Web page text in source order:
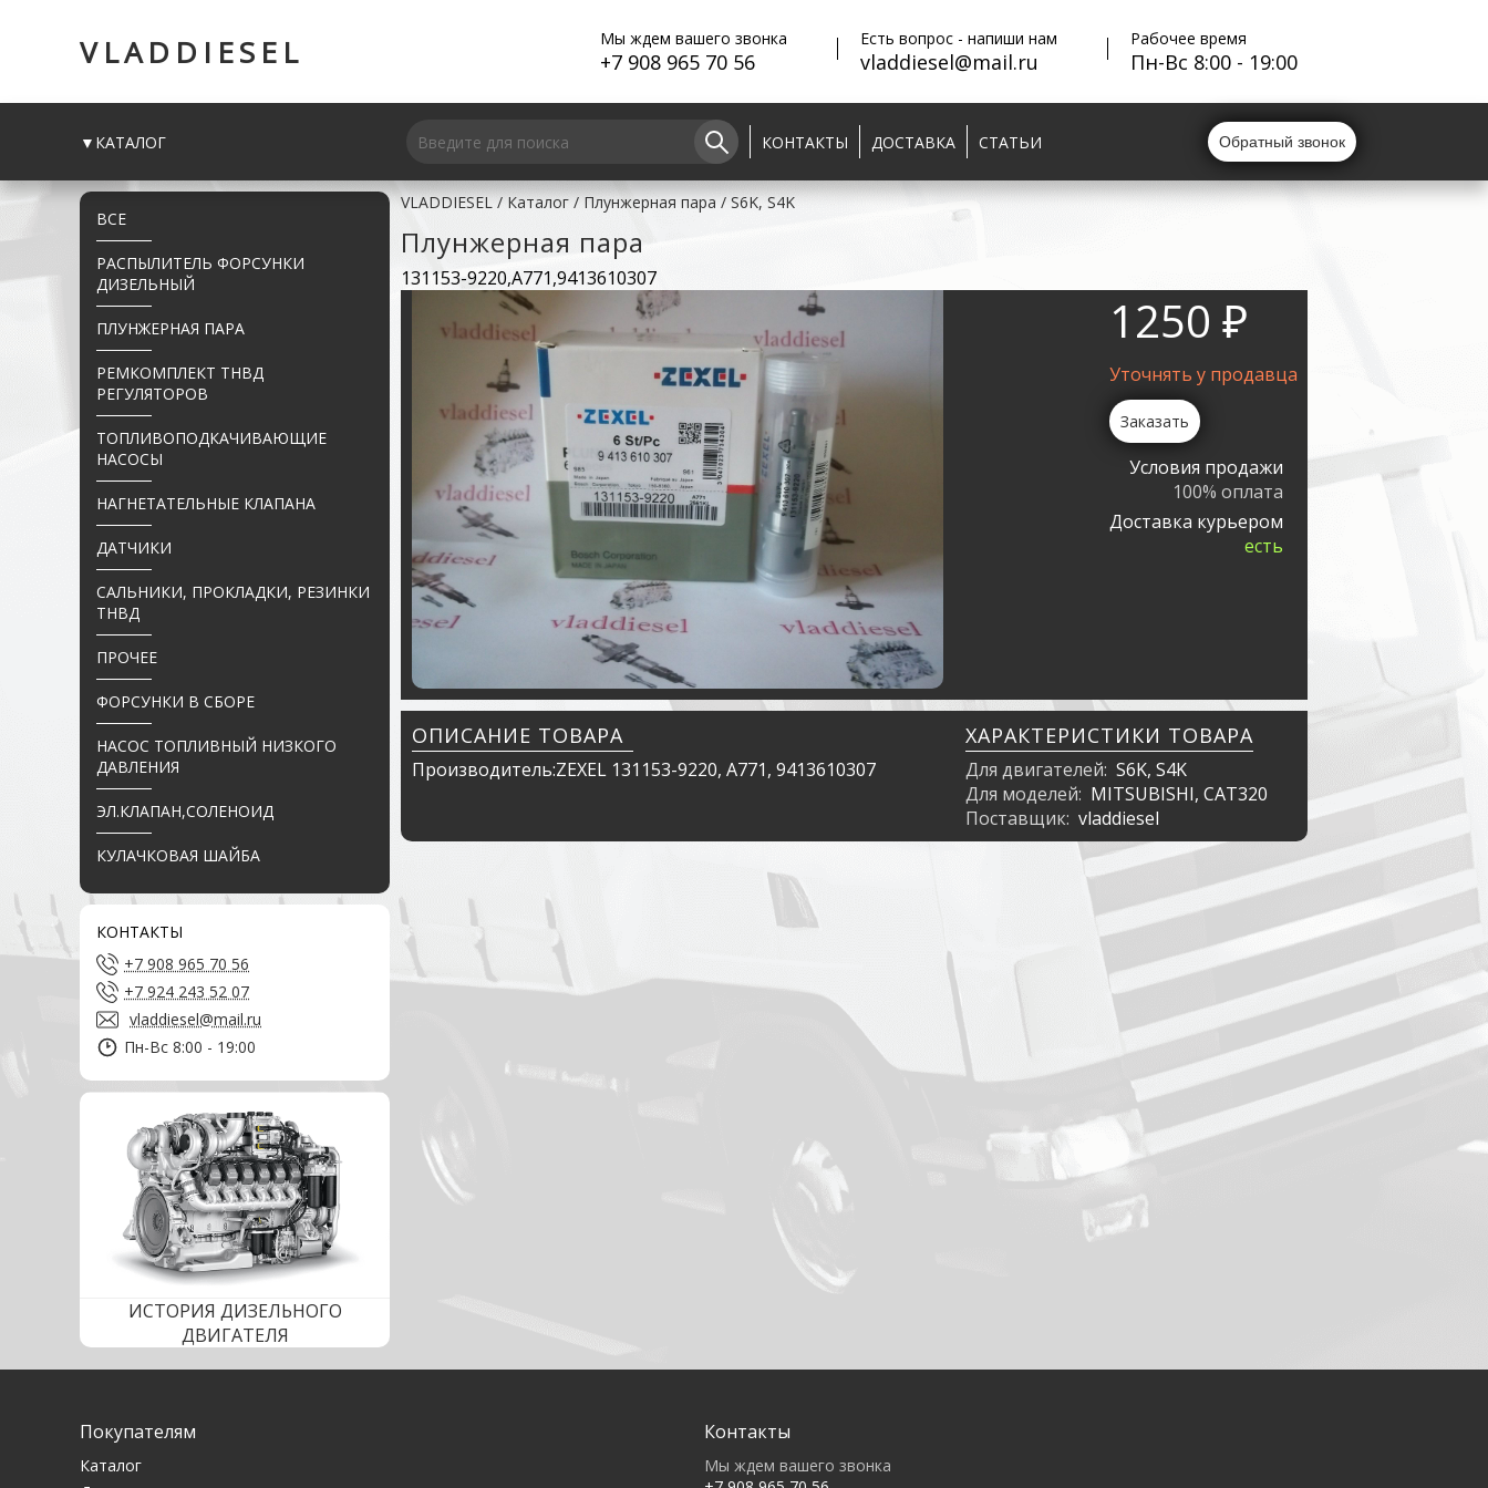
VLADDIESEL Мы ждем вашего звонка
+7 908 965 70 56
Есть вопрос - напиши нам
vladdiesel@mail.ru
Рабочее время
Пн-Вс 8:00 - 19:00
▼КАТАЛОГ КОНТАКТЫ ДОСТАВКА СТАТЬИ Обратный звонок
ВСЕ
РАСПЫЛИТЕЛЬ ФОРСУНКИ
ДИЗЕЛЬНЫЙ
ПЛУНЖЕРНАЯ ПАРА
РЕМКОМПЛЕКТ ТНВД
РЕГУЛЯТОРОВ
ТОПЛИВОПОДКАЧИВАЮЩИЕ
НАСОСЫ
НАГНЕТАТЕЛЬНЫЕ КЛАПАНА
ДАТЧИКИ
САЛЬНИКИ, ПРОКЛАДКИ, РЕЗИНКИ
ТНВД
ПРОЧЕЕ
ФОРСУНКИ В СБОРЕ
НАСОС ТОПЛИВНЫЙ НИЗКОГО
ДАВЛЕНИЯ
ЭЛ.КЛАПАН,СОЛЕНОИД
КУЛАЧКОВАЯ ШАЙБА
КОНТАКТЫ
+7 908 965 70 56
+7 924 243 52 07
vladdiesel@mail.ru
Пн-Вс 8:00 - 19:00
ИСТОРИЯ ДИЗЕЛЬНОГО
ДВИГАТЕЛЯ
VLADDIESEL/Каталог /Плунжерная пара / S6K, S4K
Плунжерная пара
131153-9220,A771,9413610307
1250 ₽
Уточнять у продавца
Заказать
Условия продажи
100% оплата
Доставка курьером
есть
ОПИСАНИЕ ТОВАРА
Производитель:ZEXEL 131153-9220, A771, 9413610307
ХАРАКТЕРИСТИКИ ТОВАРА
Для двигателей: S6K, S4K
Для моделей: MITSUBISHI, CAT320
Поставщик: vladdiesel
Покупателям
Каталог
Контакты
Мы ждем вашего звонка